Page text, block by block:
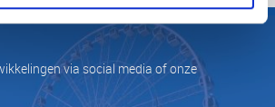
via social media of onze